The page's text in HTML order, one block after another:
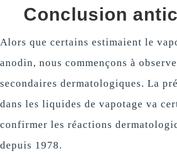
Conclusion
Alors que certains estimaient le
anodin, nous commençons à
secondaires dermatologiques. La
dans les liquides de vapotage va
confirmer les réactions
depuis 1978.